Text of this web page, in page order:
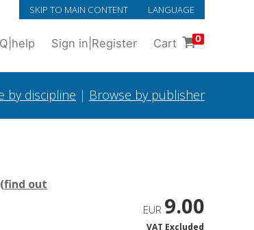
SKIP TO MAIN CONTENT LANGUAGE
help Sign in Register Cart 0
by discipline | Browse by publisher
find out
EUR 9.00
VAT Excluded